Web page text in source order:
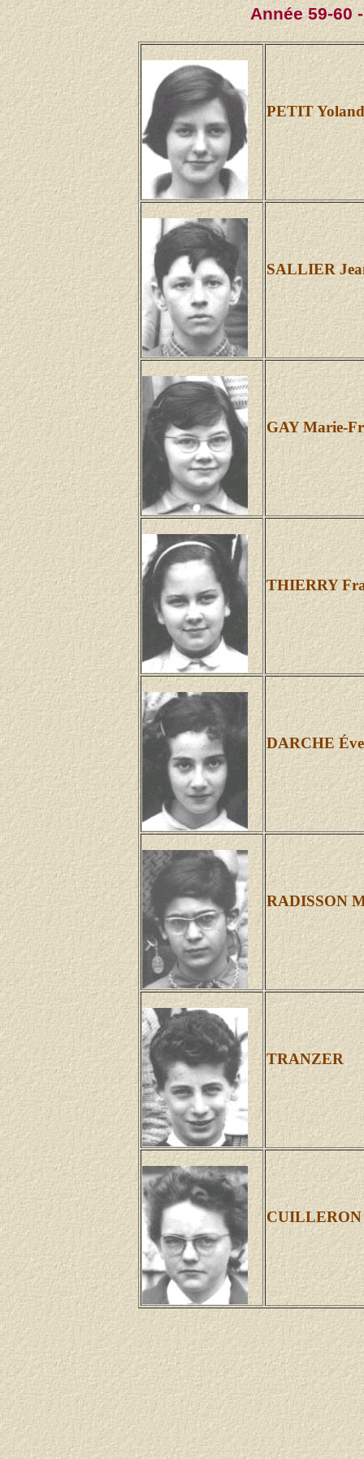
Année 59-60
PETIT
SALLIER
GAY Marie-
THIERRY
DARCHE
RADISSON
TRANZER
CUILLERON